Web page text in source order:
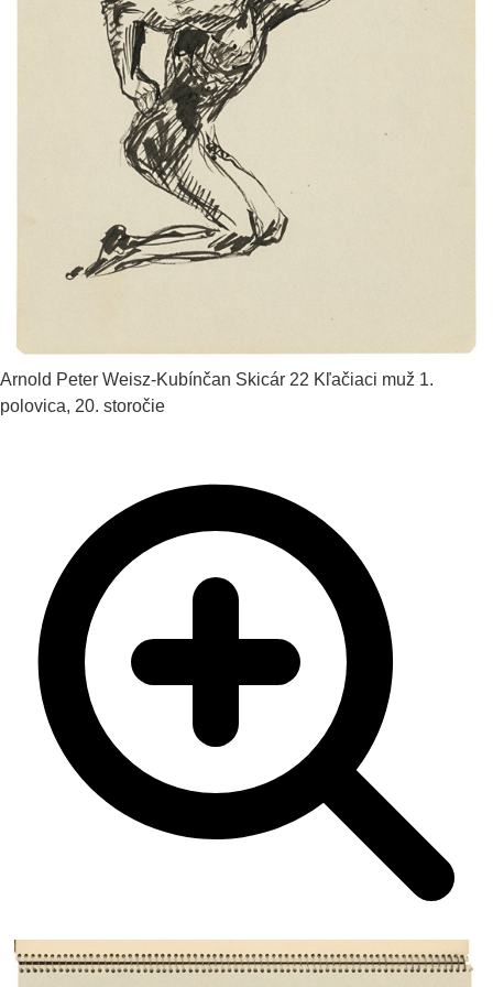
Arnold Peter Weisz-Kubínčan Skicár 22 Kľačiaci muž 1.
polovica, 20. storočie